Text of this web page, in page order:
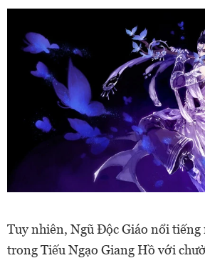
Tuy nhiên, Ngũ Độc Giáo nổi tiếng
trong Tiếu Ngạo Giang Hồ với